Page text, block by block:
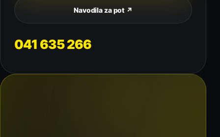
Navodila za pot ↗
041 635 266